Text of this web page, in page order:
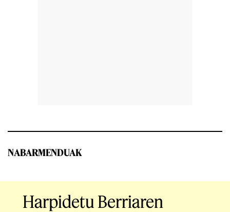
NABARMENDUAK
Harpidetu Berriaren